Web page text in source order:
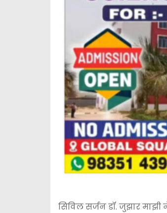
सिविल सर्जन डॉ. जुझार